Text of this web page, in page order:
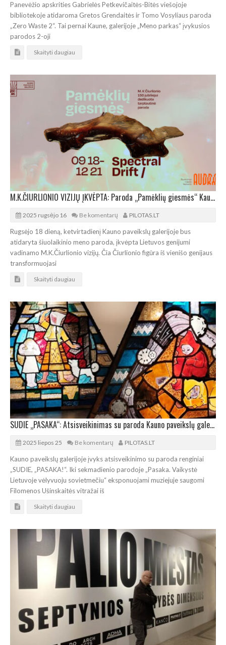
Panevėžio apskrities Gabrielės Petkevičaitės-Bitės viešojoje
bibliotekoje atidaroma Gretos Grendaitės ir Tomo Vosyliaus paroda
„Zero Waste 2“. Tai pernai Kaune, galerijoje „Meno parkas“ įvykusios
parodos 2-oji
Skaityti daugiau
M.K.ČIURLIONIO VIZIJŲ ĮKVĖPTA: Paroda „Pamėklių giesmės“ Kaune
2025 rugsėjo 16 Be komentarų PILOTAS.LT
Rugsėjo 18 dieną, ketvirtadienį Kauno paveikslų galerijoje bus
atidaryta šiuolaikinio meno paroda, įkvėpta Lietuvos genijumi
vadinamo M.K.Čiurlionio vizijų. Čia Čiurlionio figūra iš vienišo genijaus
transformuojasi
Skaityti daugiau
SUDIE „PASAKA“: Atsisveikinimas su paroda Kauno paveikslų galerijoje
2025 liepos 25 Be komentarų PILOTAS.LT
Kauno paveikslų galerijoje įvyks atsisveikinimo su paroda renginiai
„SUDIE, „PASAKA!“. Iki sekmadienio parodoje „Pasaka. Vaikystė
Lietuvoje vėlyvuoju sovietmečiu“ eksponuojami muziejuje saugomi
Filomenos Ušinskaitės vitražai iš
Skaityti daugiau